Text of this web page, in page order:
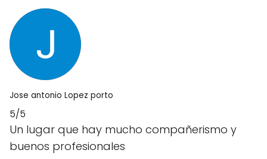
Jose antonio Lopez porto
5/5
Un lugar que hay mucho compañerismo y
buenos profesionales